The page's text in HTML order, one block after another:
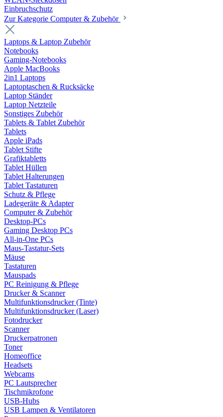
Einbruchschutz
Zur Kategorie Computer & Zubehör
Laptops & Laptop Zubehör
Notebooks
Gaming-Notebooks
Apple MacBooks
2in1 Laptops
Laptoptaschen & Rucksäcke
Laptop Ständer
Laptop Netzteile
Sonstiges Zubehör
Tablets & Tablet Zubehör
Tablets
Apple iPads
Tablet Stifte
Grafiktabletts
Tablet Hüllen
Tablet Halterungen
Tablet Tastaturen
Schutz & Pflege
Ladegeräte & Adapter
Computer & Zubehör
Desktop-PCs
Gaming Desktop PCs
All-in-One PCs
Maus-Tastatur-Sets
Mäuse
Tastaturen
Mauspads
PC Reinigung & Pflege
Drucker & Scanner
Multifunktionsdrucker (Tinte)
Multifunktionsdrucker (Laser)
Fotodrucker
Scanner
Druckerpatronen
Toner
Homeoffice
Headsets
Webcams
PC Lautsprecher
Tischmikrofone
USB-Hubs
USB Lampen & Ventilatoren